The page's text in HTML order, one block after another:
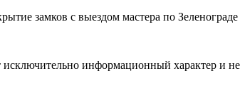
замков с выездом мастера по
информационный характер и